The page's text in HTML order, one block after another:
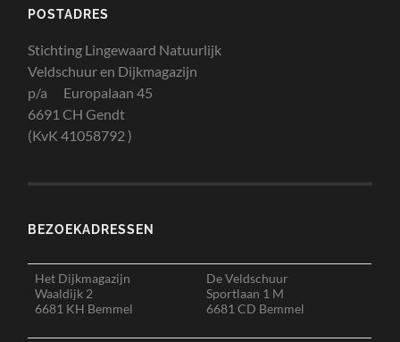
POSTADRES
Stichting Lingewaard Natuurlijk
Veldschuur en Dijkmagazijn
p/a Europalaan 45
6691 CH Gendt
(KvK 41058792 )
BEZOEKADRESSEN
Het Dijkmagazijn
Waaldijk 2
6681 KH Bemmel
De Veldschuur
Sportlaan 1 M
6681 CD Bemmel